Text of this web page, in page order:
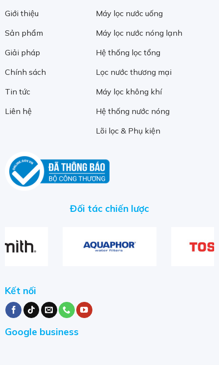
Giới thiệu
Sản phẩm
Giải pháp
Chính sách
Tin tức
Liên hệ
Máy lọc nước uống
Máy lọc nước nóng lạnh
Hệ thống lọc tổng
Lọc nước thương mại
Máy lọc không khí
Hệ thống nước nóng
Lõi lọc & Phụ kiện
Đối tác chiến lược
Kết nối
Google business